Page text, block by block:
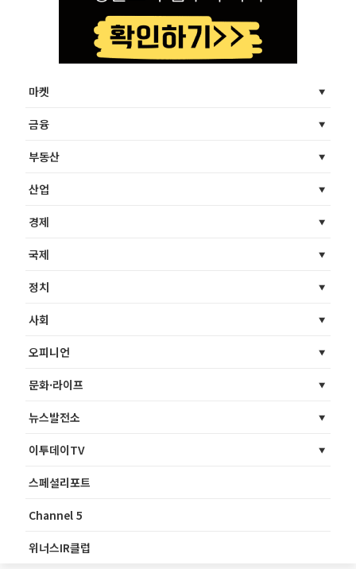
마켓
금융
부동산
산업
경제
국제
정치
사회
오피니언
문화·라이프
뉴스발전소
이투데이TV
스페셜리포트
Channel 5
위너스IR클럽